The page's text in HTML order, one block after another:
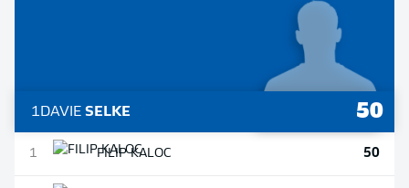
1DAVIE SELKE 50
1 FILIPKALOC 50